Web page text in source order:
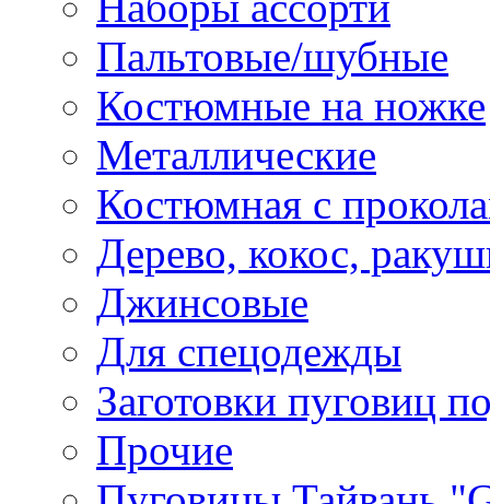
Пальтовые/шубные
Костюмные на ножке
Металлические
Костюмная с
Дерево, кокос,
Джинсовые
Для спецодежды
Заготовки пуговиц
Прочие